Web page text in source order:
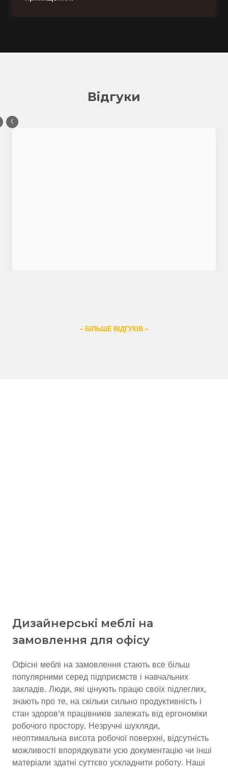
Відгуки
– БІЛЬШЕ ВІДГУКІВ –
Дизайнерські меблі на
замовлення для офісу
Офісні меблі на замовлення стають все більш
популярними серед підприємств і навчальних
закладів. Люди, які цінують працю своїх підлеглих,
знають про те, на скільки сильно продуктивність і
стан здоров’я працівників залежать від ергономіки
робочого простору. Незручні шухляди,
неоптимальна висота робочої поверхні, відсутність
можливості впорядкувати усю документацію чи інші
матеріали здатні суттєво ускладнити роботу. Наші